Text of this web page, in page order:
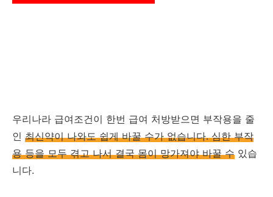
우리나라 급여조건이 한번 급여 처방받으면 부작용을 줄
인 최신약이 나와도 쉽게 바꿀 수가 없습니다. 심한 부작
용 등을 모두 겪고 나서 결국 몸이 망가져야 바꿀 수 있습
니다.